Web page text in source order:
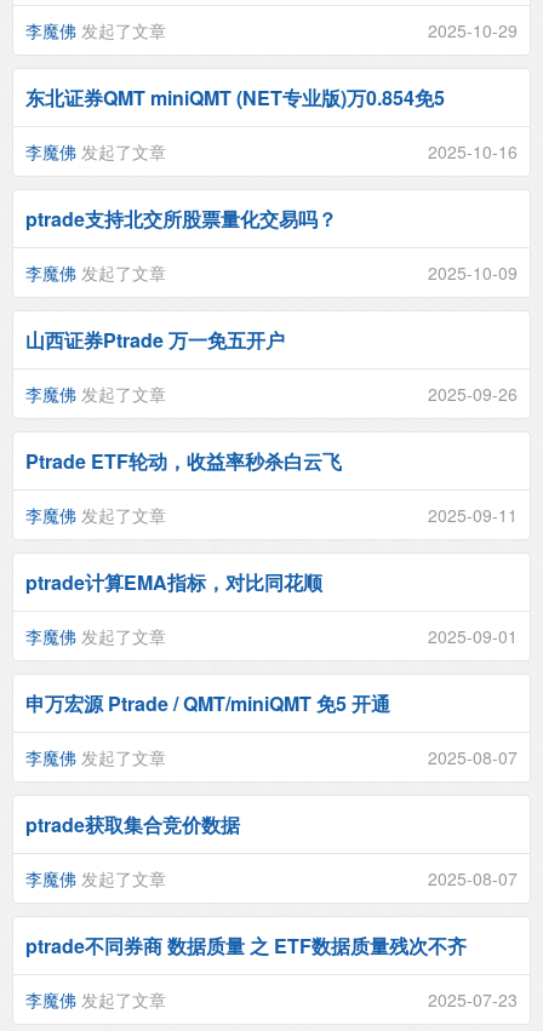
李魔佛 发起了文章 2025-10-29
东北证券QMT miniQMT (NET专业版)万0.854免5
李魔佛 发起了文章 2025-10-16
ptrade支持北交所股票量化交易吗？
李魔佛 发起了文章 2025-10-09
山西证券Ptrade 万一免五开户
李魔佛 发起了文章 2025-09-26
Ptrade ETF轮动，收益率秒杀白云飞
李魔佛 发起了文章 2025-09-11
ptrade计算EMA指标，对比同花顺
李魔佛 发起了文章 2025-09-01
申万宏源 Ptrade / QMT/miniQMT 免5 开通
李魔佛 发起了文章 2025-08-07
ptrade获取集合竞价数据
李魔佛 发起了文章 2025-08-07
ptrade不同券商 数据质量 之 ETF数据质量残次不齐
李魔佛 发起了文章 2025-07-23